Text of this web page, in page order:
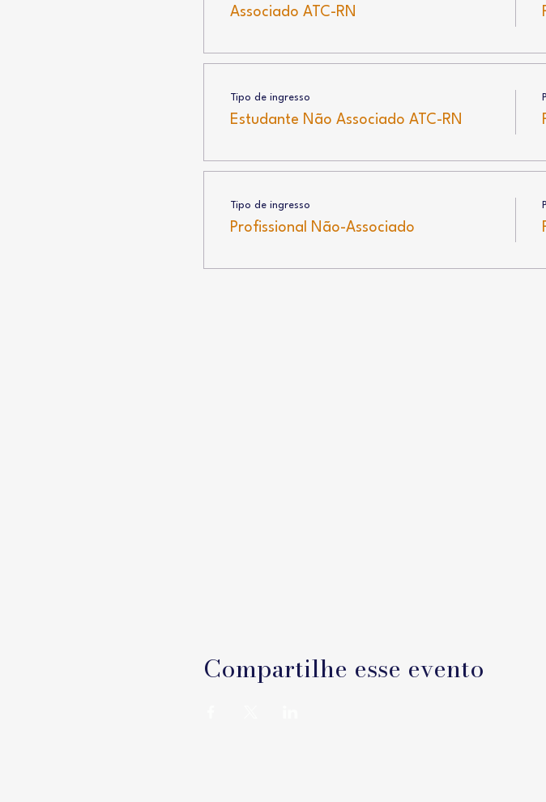
Associado ATC-RN
Tipo de ingresso
Estudante Não Associado ATC-RN
Tipo de ingresso
Profissional Não-Associado
Compartilhe esse evento